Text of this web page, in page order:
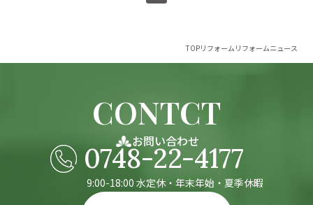
TOPリフォームリフォームニュース
CONTCT
お問い合わせ
0748-22-4177
9:00-18:00 水定休・年末年始・夏季休暇